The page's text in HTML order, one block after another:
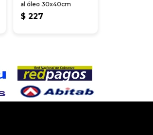
al óleo 30x40cm
$ 227